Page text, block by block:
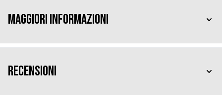
Maggiori Informazioni
Recensioni